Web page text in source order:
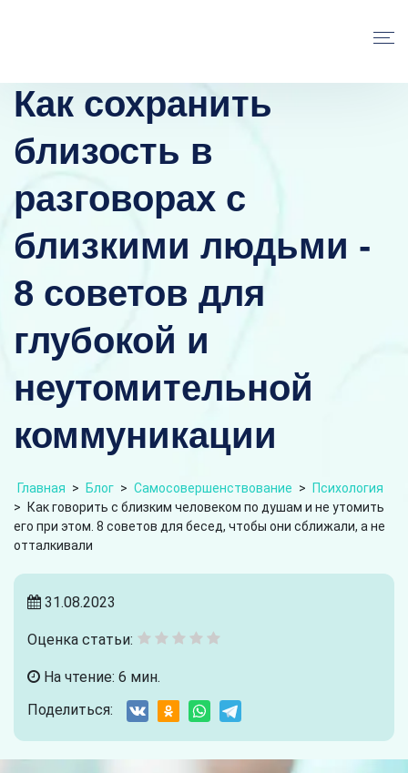
Как сохранить
близость в
разговорах с
близкими людьми -
8 советов для
глубокой и
неутомительной
коммуникации
Главная > Блог > Самосовершенствование >
Психология
>
Как говорить с близким человеком по душам и не утомить
его при этом. 8 советов для бесед, чтобы они сближали, а не
отталкивали
31.08.2023
Оценка статьи:
На чтение: 6 мин.
Поделиться: